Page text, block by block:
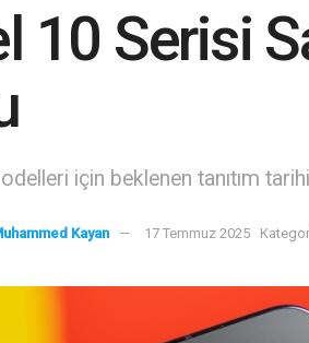
10 Serisi
için beklenen tanıtım
Kayan 17 Temmuz 2025